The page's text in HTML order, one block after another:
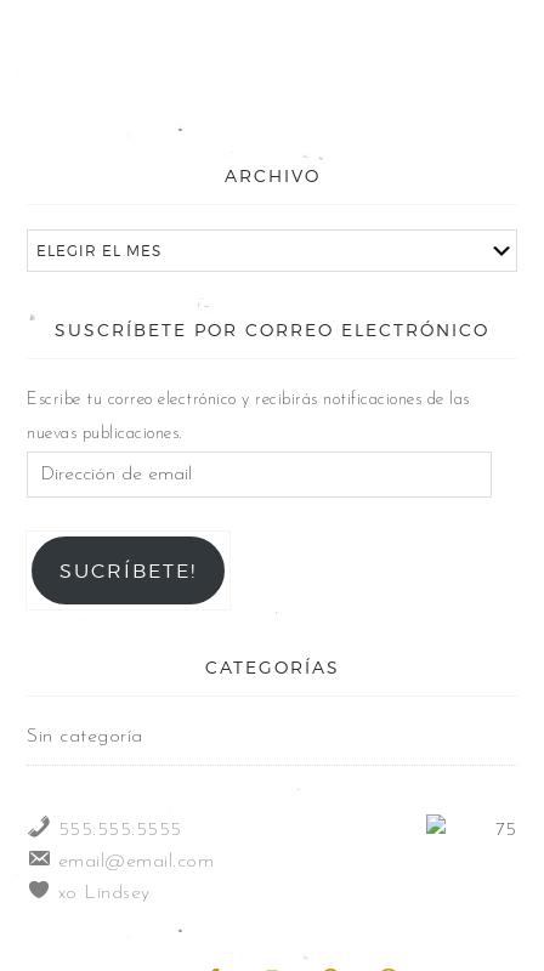
ARCHIVO
SUSCRÍBETE POR CORREO ELECTRÓNICO
Escribe tu correo electrónico y recibirás notificaciones de las
nuevas publicaciones.
SUCRÍBETE!
CATEGORÍAS
Sin categoría
555.555.5555
email@email.com
xo Lindsey